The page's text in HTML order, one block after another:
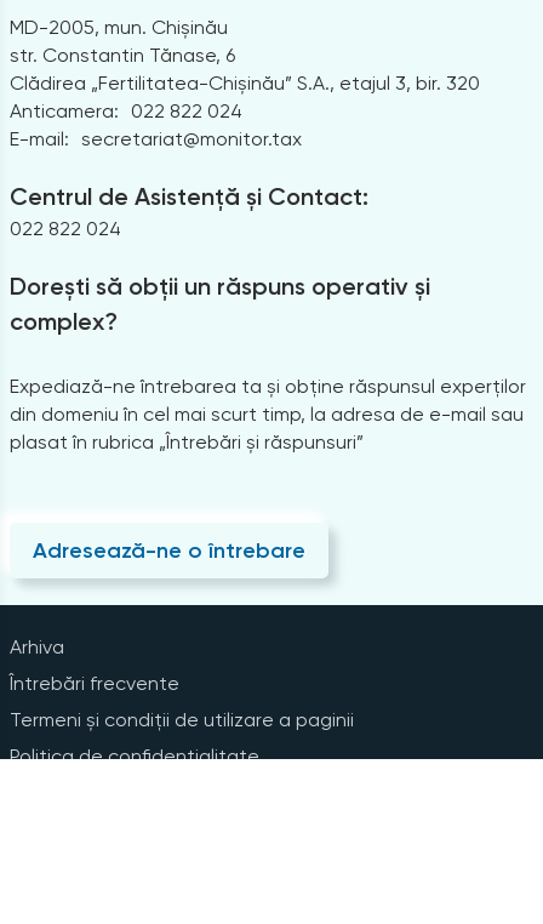
MD-2005, mun. Chișinău
str. Constantin Tănase, 6
Clădirea „Fertilitatea-Chișinău” S.A., etajul 3, bir. 320
Anticamera:
022 822 024
E-mail: secretariat@monitor.tax
Centrul de Asistență și Contact:
022 822 024
Dorești să obții un răspuns operativ și
complex?
Expediază-ne întrebarea ta și obține răspunsul experților
din domeniu în cel mai scurt timp, la adresa de e-mail sau
plasat în rubrica „Întrebări și răspunsuri”
Adresează-ne o întrebare
Arhiva
Întrebări frecvente
Termeni și condiții de utilizare a paginii
Politica de confidențialitate